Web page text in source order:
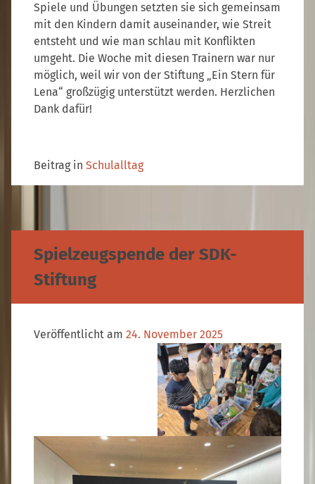
Spiele und Übungen setzten sie sich gemeinsam
mit den Kindern damit auseinander, wie Streit
entsteht und wie man schlau mit Konflikten
umgeht. Die Woche mit diesen Trainern war nur
möglich, weil wir von der Stiftung „Ein Stern für
Lena“ großzügig unterstützt werden. Herzlichen
Dank dafür!
Beitrag in Schulalltag
Spielzeugspende der SDK-
Stiftung
Veröffentlicht am 24. November 2025